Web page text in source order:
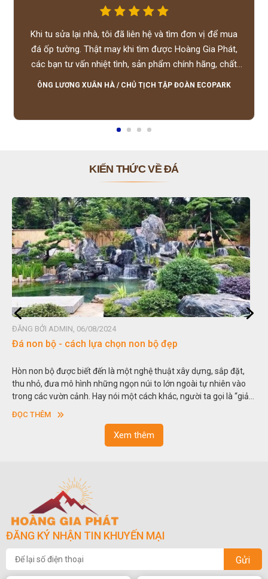
Khi tu sửa lại nhà, tôi đã liên hệ và tìm đơn vị để mua
đá ốp tường. Thật may khi tìm được Hoàng Gia Phát,
các bạn tư vấn nhiệt tình, sản phẩm chính hãng, chất
lượng tốt, giá hợp lý, hỗ trợ tận tình.
ÔNG LƯƠNG XUÂN HÀ / CHỦ TỊCH TẬP ĐOÀN ECOPARK
KIẾN THỨC VỀ ĐÁ
ĐĂNG BỞI ADMIN, 06/08/2024
Đá non bộ - cách lựa chọn non bộ đẹp
Hòn non bộ được biết đến là một nghệ thuật xây dựng, sắp đặt,
thu nhỏ, đưa mô hình những ngọn núi to lớn ngoài tự nhiên vào
trong các vườn cảnh. Hay nói một cách khác, người ta gọi là “giả
sơn”. Nghệ thuật hòn non bộ nhằm phục vụ cho mục đích thưởng
ngoạn và phong thủy trong cuộc sống.
ĐỌC THÊM
Xem thêm
ĐĂNG KÝ NHẬN TIN KHUYẾN MẠI
Gửi